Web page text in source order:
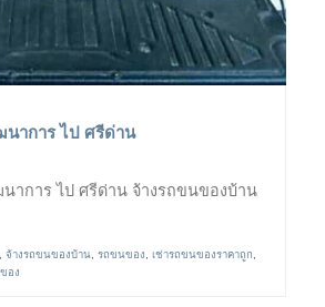
าการ ไป ศรีด่าน
าการ ไป ศรีด่าน จ้างรถขนของบ้าน
, จ้างรถขนของบ้าน, รถขนของ, เช่ารถขนของราคาถูก,
อง